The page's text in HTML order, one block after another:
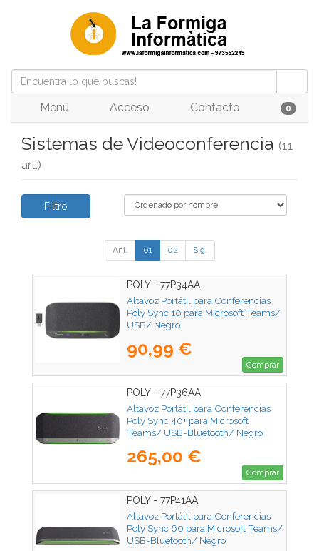
Menú Acceso Contacto 0
Sistemas de Videoconferencia (11
art.)
Filtro
Ant. 01 02 Sig.
POLY - 77P34AA
Altavoz Portátil para Conferencias
Poly Sync 10 para Microsoft Teams/
USB/ Negro
90,99 €
Comprar
POLY - 77P36AA
Altavoz Portátil para Conferencias
Poly Sync 40+ para Microsoft
Teams/ USB-Bluetooth/ Negro
265,00 €
Comprar
POLY - 77P41AA
Altavoz Portátil para Conferencias
Poly Sync 60 para Microsoft Teams/
USB-Bluetooth/ Negro